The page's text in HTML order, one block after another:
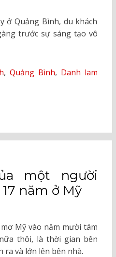
ở Quảng Bình, du khách
trước sự sáng tạo vô
, Quảng Bình, Danh lam
một người
năm ở Mỹ
Mỹ vào năm mười tám
thôi, là thời gian bên
ra và lớn lên bên nhà.